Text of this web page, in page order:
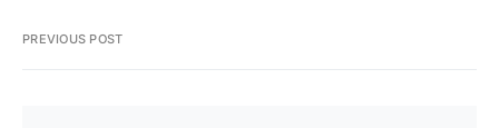
PREVIOUS POST